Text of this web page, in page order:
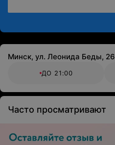
Минск, ул. Леонида Беды, 26
ДО 21:00
Часто просматривают